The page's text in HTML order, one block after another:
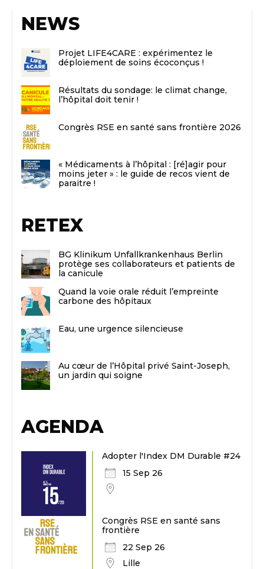
NEWS
Projet LIFE4CARE : expérimentez le
déploiement de soins écoconçus !
Résultats du sondage: le climat change,
l’hôpital doit tenir !
Congrès RSE en santé sans frontière 2026
« Médicaments à l’hôpital : [ré]agir pour
moins jeter » : le guide de recos vient de
paraitre !
RETEX
BG Klinikum Unfallkrankenhaus Berlin
protège ses collaborateurs et patients de
la canicule
Quand la voie orale réduit l’empreinte
carbone des hôpitaux
Eau, une urgence silencieuse
Au cœur de l’Hôpital privé Saint-Joseph,
un jardin qui soigne
AGENDA
Adopter l'Index DM Durable #24
15 Sep 26
Congrès RSE en santé sans
frontière
22 Sep 26
Lille